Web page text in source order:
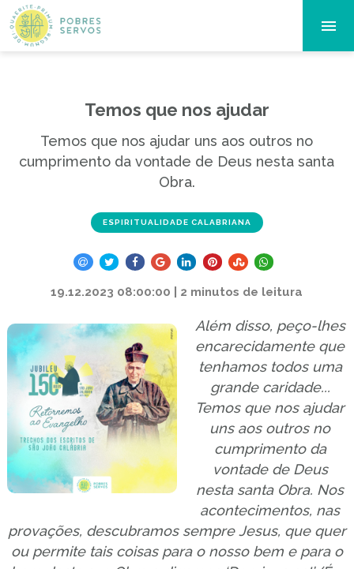
Temos que nos ajudar
Temos que nos ajudar uns aos outros no
cumprimento da vontade de Deus nesta santa
Obra.
ESPIRITUALIDADE CALABRIANA
19.12.2023 08:00:00 | 2 minutos de leitura
Além disso, peço-lhes
encarecidamente que
tenhamos todos uma
grande caridade...
Temos que nos ajudar
uns aos outros no
cumprimento da
vontade de Deus
nesta santa Obra. Nos
acontecimentos, nas
provações, descubramos sempre Jesus, que quer
ou permite tais coisas para o nosso bem e para o